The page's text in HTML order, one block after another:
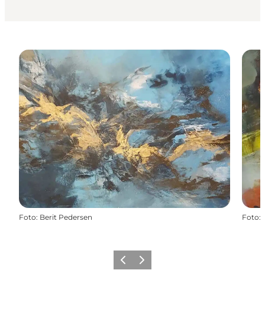
Foto: Berit Pedersen Foto:
Vorherige Folie
Nächste Folie